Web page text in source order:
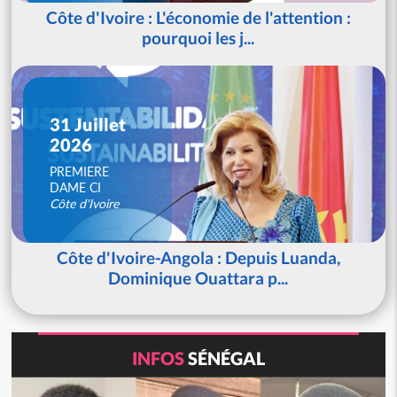
Côte d'Ivoire : L'économie de l'attention :
pourquoi les j...
31 Juillet
2026
PREMIERE
DAME CI
Côte d'Ivoire
Côte d'Ivoire-Angola : Depuis Luanda,
Dominique Ouattara p...
INFOSSÉNÉGAL